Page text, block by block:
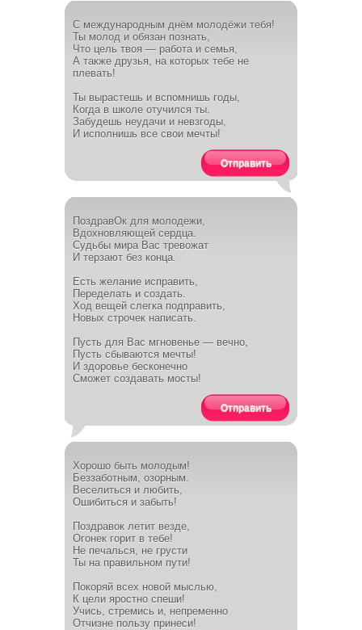
С международным днём молодёжи тебя!
Ты молод и обязан познать,
Что цель твоя — работа и семья,
А также друзья, на которых тебе не
плевать!
Ты вырастешь и вспомнишь годы,
Когда в школе отучился ты.
Забудешь неудачи и невзгоды,
И исполнишь все свои мечты!
Отправить
ПоздравОк для молодежи,
Вдохновляющей сердца.
Судьбы мира Вас тревожат
И терзают без конца.
Есть желание исправить,
Переделать и создать.
Ход вещей слегка подправить,
Новых строчек написать.
Пусть для Вас мгновенье — вечно,
Пусть сбываются мечты!
И здоровье бесконечно
Сможет создавать мосты!
Отправить
Хорошо быть молодым!
Беззаботным, озорным.
Веселиться и любить,
Ошибиться и забыть!
Поздравок летит везде,
Огонек горит в тебе!
Не печалься, не грусти
Ты на правильном пути!
Покоряй всех новой мыслью,
К цели яростно спеши!
Учись, стремись и, непременно
Отчизне пользу принеси!